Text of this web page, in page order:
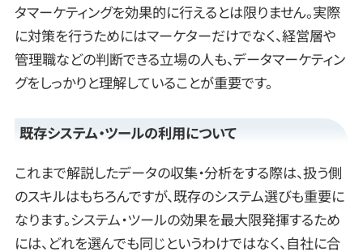
タマーケティングを効果的に行えるとは限りません。実際
に対策を行うためにはマーケターだけでなく、経営層や
管理職などの判断できる立場の人も、データマーケティン
グをしっかりと理解していることが重要です。
既存システム・ツールの利用について
これまで解説したデータの収集・分析をする際は、扱う側
のスキルはもちろんですが、既存のシステム選びも重要に
なります。システム・ツールの効果を最大限発揮するため
には、どれを選んでも同じというわけではなく、自社に合